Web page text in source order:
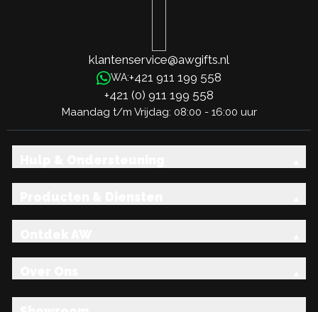
klantenservice@awgifts.nl
WA:+421 911 199 558
+421 (0) 911 199 558
Maandag t/m Vrijdag: 08:00 - 16:00 uur